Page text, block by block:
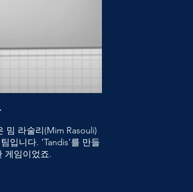
밈 라술리(Mim Rasouli)
입니다. ’Tandis’를 만들
게임이었죠.